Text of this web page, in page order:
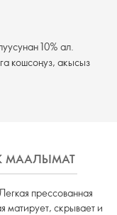
10% ал.
кошсоңуз, акысыз
МААЛЫМАТ
прессованная
матирует, скрывает и